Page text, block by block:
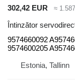
302,42 EUR ≈
Întinzător
9574660092
9574600205
Estonia, Tallinn